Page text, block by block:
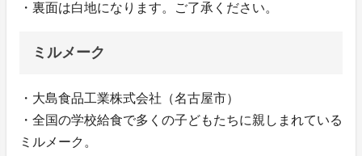
・裏面は白地になります。ご了承ください。
ミルメーク
・大島食品工業株式会社（名古屋市）
・全国の学校給食で多くの子どもたちに親しまれている
ミルメーク。